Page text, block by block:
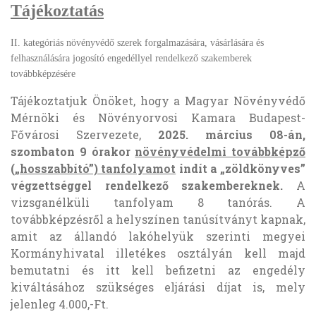
Tájékoztatás
II. kategóriás növényvédő szerek forgalmazására, vásárlására és
felhasználására jogosító engedéllyel rendelkező szakemberek
továbbképzésére
Tájékoztatjuk Önöket, hogy a Magyar Növényvédő
Mérnöki és Növényorvosi Kamara Budapest-
Fővárosi Szervezete, 2025. március 08-án,
szombaton 9 órakor növényvédelmi továbbképző
(„hosszabbító”) tanfolyamot indít a „zöldkönyves”
végzettséggel rendelkező szakembereknek. A
vizsganélküli tanfolyam 8 tanórás. A
továbbképzésről a helyszínen tanúsítványt kapnak,
amit az állandó lakóhelyük szerinti megyei
Kormányhivatal illetékes osztályán kell majd
bemutatni és itt kell befizetni az engedély
kiváltásához szükséges eljárási díjat is, mely
jelenleg 4.000,-Ft.